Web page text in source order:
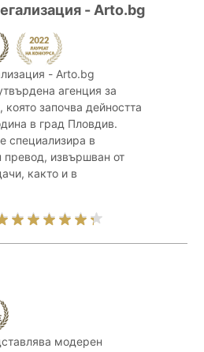
- Arto.bg
- Arto.bg
агенция за
която започва дейността
в град Пловдив.
специализира в
превод, извършван от
както и в
модерен